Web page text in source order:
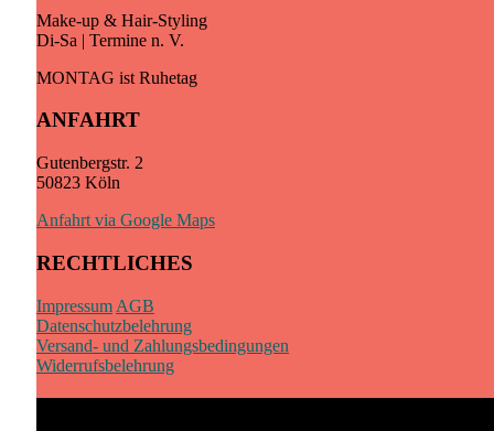
Make-up & Hair-Styling
Di-Sa | Termine n. V.
MONTAG ist Ruhetag
ANFAHRT
Gutenbergstr. 2
50823 Köln
Anfahrt via Google Maps
RECHTLICHES
Impressum AGB
Datenschutzbelehrung
Versand- und Zahlungsbedingungen
Widerrufsbelehrung